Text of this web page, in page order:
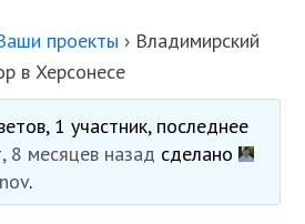
проекты › Владимирский
в Херсонесе
1 участник, последнее
8 месяцев назад сделано
.